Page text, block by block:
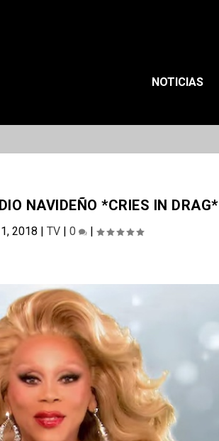
NOTICIAS
NAVIDEÑO *CRIES IN DRAG*
2018 | TV| 0 |